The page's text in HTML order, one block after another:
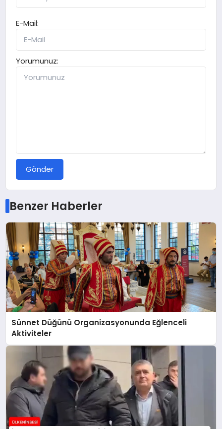
E-Mail:
Yorumunuz:
Gönder
Benzer Haberler
Sünnet Düğünü Organizasyonunda Eğlenceli
Aktiviteler